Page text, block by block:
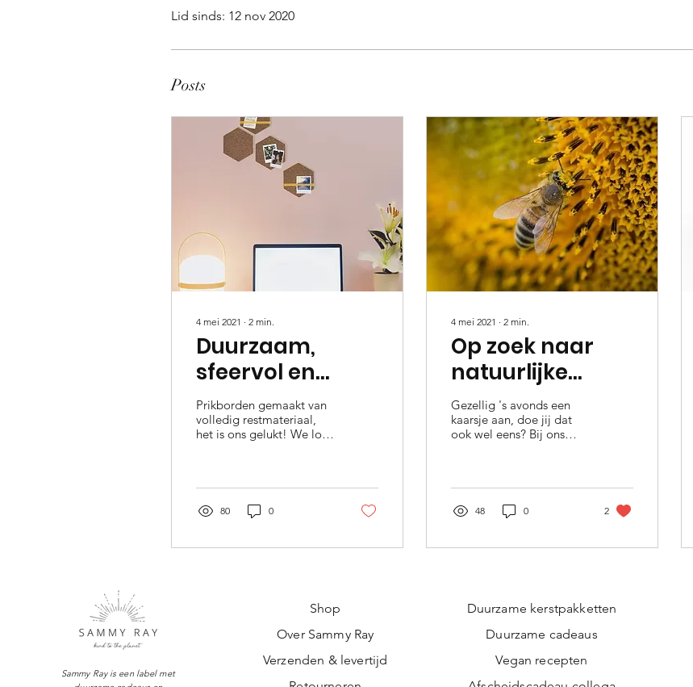
Lid sinds: 12 nov 2020
Posts
4 mei 2021 ∙ 2 min.
Duurzaam,
sfeervol en
handig: een
prikbord van
restmateriaal
Prikborden gemaakt van
volledig restmateriaal,
het is ons gelukt! We love
80 0
4 mei 2021 ∙ 2 min.
Op zoek naar
natuurlijke
geurende
kaarsen; de
bijenwaskaars
Gezellig 's avonds een
kaarsje aan, doe jij dat
ook wel eens? Bij ons
48 0 2
Sammy Ray is een label met
Shop
Over Sammy Ray
Verzenden & levertijd
Duurzame kerstpakketten
Duurzame cadeaus
Vegan recepten